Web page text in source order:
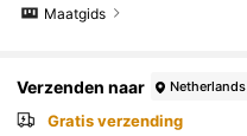
Maatgids
Verzenden naar Netherlands
Gratis verzending